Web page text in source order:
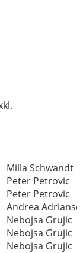
Milla Schwandt
Peter Petrovic
Peter Petrovic
Andrea
Nebojsa Grujic
Nebojsa Grujic
Nebojsa Grujic